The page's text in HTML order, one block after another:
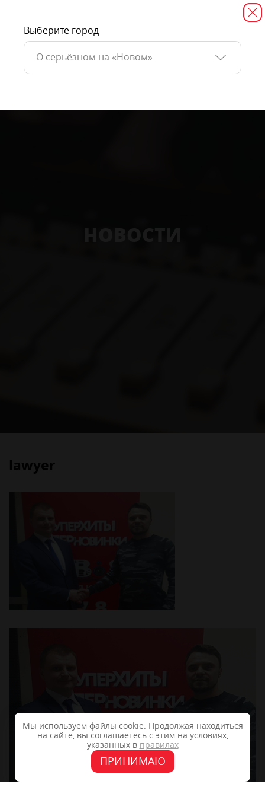
lawyer
Мы используем файлы cookie. Продолжая находиться
на сайте, вы соглашаетесь с этим на условиях,
указанных в правилах
ПРИНИМАЮ
Выберите город
О серьёзном на «Новом»